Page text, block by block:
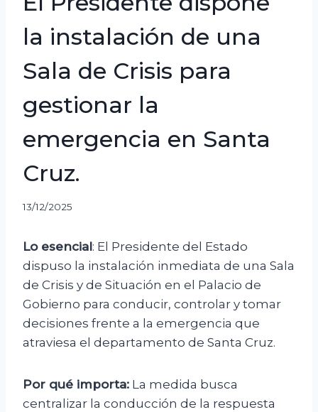
la instalación de una
Sala de Crisis para
gestionar la
emergencia en Santa
Cruz.
13/12/2025
Lo esencial: El Presidente del Estado
dispuso la instalación inmediata de una Sala
de Crisis y de Situación en el Palacio de
Gobierno para conducir, controlar y tomar
decisiones frente a la emergencia que
atraviesa el departamento de Santa Cruz.
Por qué importa: La medida busca
centralizar la conducción de la respuesta